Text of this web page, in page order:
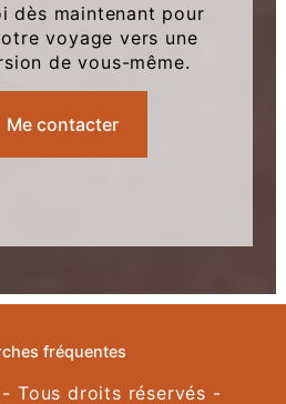
dès maintenant pour
voyage vers une
de vous-même.
Me contacter
fréquentes
Tous droits réservés -